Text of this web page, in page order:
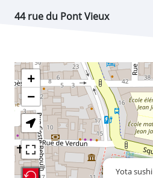
44 rue du Pont Vieux
Yota sushi
+
−